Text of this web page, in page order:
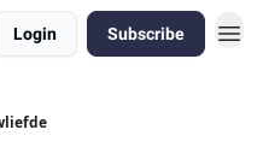
Login Subscribe